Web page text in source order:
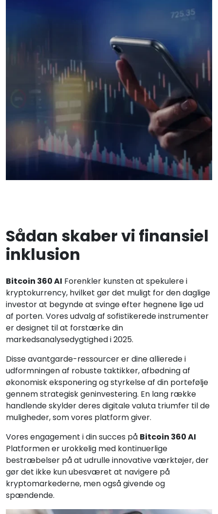
Sådan skaber vi finansiel
inklusion
Bitcoin 360 AI Forenkler kunsten at spekulere i
kryptokurrency, hvilket gør det muligt for den daglige
investor at begynde at svinge efter hegnene lige ud
af porten. Vores udvalg af sofistikerede instrumenter
er designet til at forstærke din
markedsanalysedygtighed i 2025.
Disse avantgarde-ressourcer er dine allierede i
udformningen af robuste taktikker, afbødning af
økonomisk eksponering og styrkelse af din portefølje
gennem strategisk geninvestering. En lang række
handlende skylder deres digitale valuta triumfer til de
muligheder, som vores platform giver.
Vores engagement i din succes på Bitcoin 360 AI
Platformen er urokkelig med kontinuerlige
bestræbelser på at udrulle innovative værktøjer, der
gør det ikke kun ubesværet at navigere på
kryptomarkederne, men også givende og
spændende.